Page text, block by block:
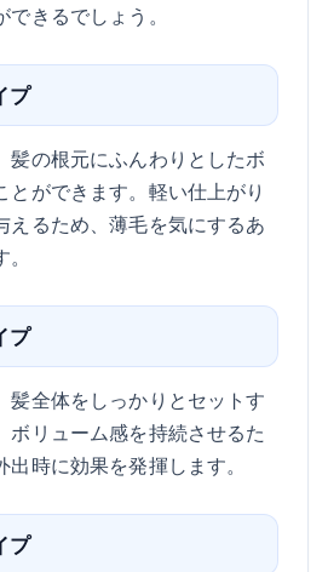
きるでしょう。
プ
髪の根元にふんわりとしたボ
とができます。軽い仕上がり
えるため、薄毛を気にするあ
プ
髪全体をしっかりとセットす
ボリューム感を持続させるた
時に効果を発揮します。
プ